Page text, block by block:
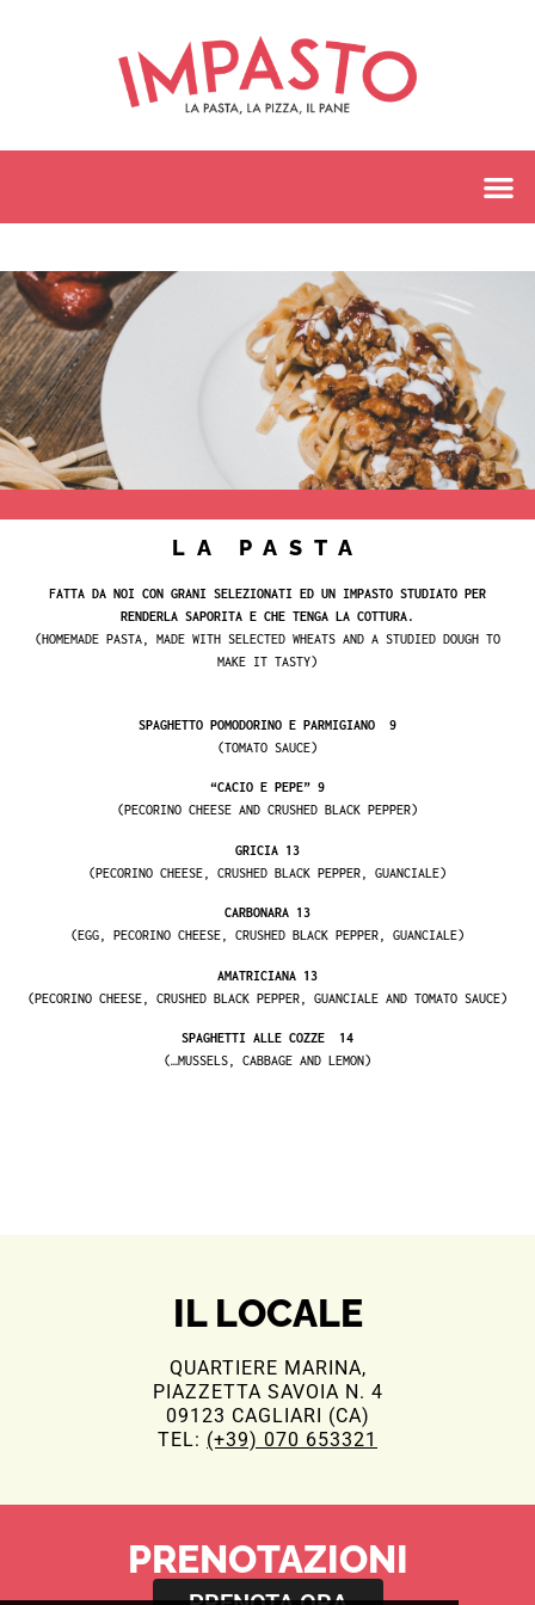
LA PASTA
FATTA DA NOI CON GRANI SELEZIONATI ED UN IMPASTO STUDIATO PER
RENDERLA SAPORITA E CHE TENGA LA COTTURA.
(HOMEMADE PASTA, MADE WITH SELECTED WHEATS AND A STUDIED DOUGH TO
MAKE IT TASTY)
SPAGHETTO POMODORINO E PARMIGIANO 9
(TOMATO SAUCE)
“CACIO E PEPE” 9
(PECORINO CHEESE AND CRUSHED BLACK PEPPER)
GRICIA 13
(PECORINO CHEESE, CRUSHED BLACK PEPPER, GUANCIALE)
CARBONARA 13
(EGG, PECORINO CHEESE, CRUSHED BLACK PEPPER, GUANCIALE)
AMATRICIANA 13
(PECORINO CHEESE, CRUSHED BLACK PEPPER, GUANCIALE AND TOMATO SAUCE)
SPAGHETTI ALLE COZZE 14
(…MUSSELS, CABBAGE AND LEMON)
IL LOCALE
QUARTIERE MARINA,
PIAZZETTA SAVOIA N. 4
09123 CAGLIARI (CA)
TEL: (+39) 070 653321
PRENOTAZIONI